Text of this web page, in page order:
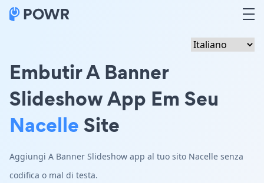
Embutir A Banner
Slideshow App Em Seu
NacelleSite
Aggiungi A Banner Slideshow app al tuo sito Nacelle senza
codifica o mal di testa.